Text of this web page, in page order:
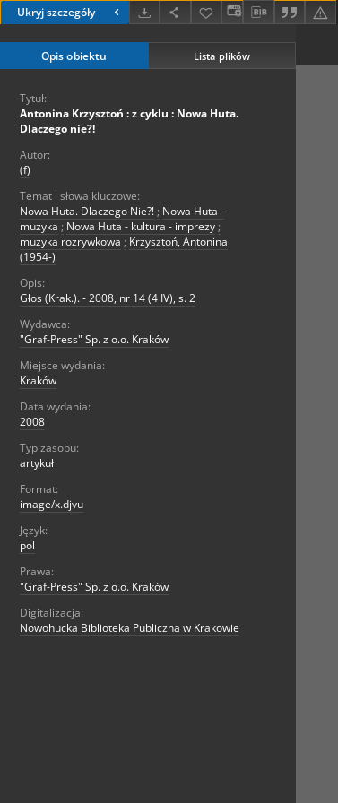
Ukryj szczegóły
Opis obiektu Lista plików
Tytuł:
Antonina Krzysztoń : z cyklu : Nowa Huta.
Dlaczego nie?!
Autor:
(f)
Temat i słowa kluczowe:
Nowa Huta. Dlaczego Nie?! ; Nowa Huta -
muzyka ; Nowa Huta - kultura - imprezy ;
muzyka rozrywkowa ; Krzysztoń, Antonina
(1954-)
Opis:
Głos (Krak.). - 2008, nr 14 (4 IV), s. 2
Wydawca:
"Graf-Press" Sp. z o.o. Kraków
Miejsce wydania:
Kraków
Data wydania:
2008
Typ zasobu:
artykuł
Format:
image/x.djvu
Język:
pol
Prawa:
"Graf-Press" Sp. z o.o. Kraków
Digitalizacja:
Nowohucka Biblioteka Publiczna w Krakowie